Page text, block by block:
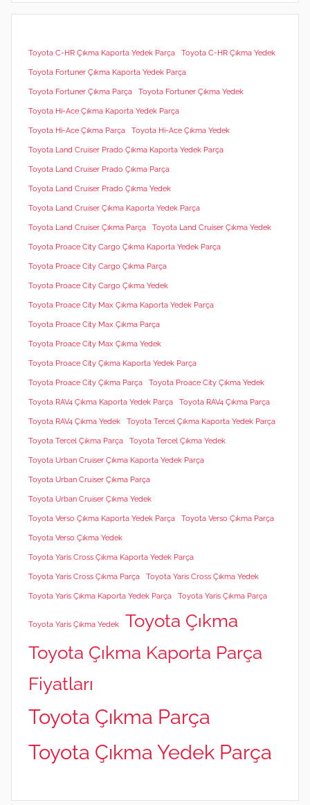
Toyota C-HR Çıkma Kaporta Yedek Parça Toyota C-HR Çıkma Yedek
Toyota Fortuner Çıkma Kaporta Yedek Parça
Toyota Fortuner Çıkma Parça Toyota Fortuner Çıkma Yedek
Toyota Hi-Ace Çıkma Kaporta Yedek Parça
Toyota Hi-Ace Çıkma Parça Toyota Hi-Ace Çıkma Yedek
Toyota Land Cruiser Prado Çıkma Kaporta Yedek Parça
Toyota Land Cruiser Prado Çıkma Parça
Toyota Land Cruiser Prado Çıkma Yedek
Toyota Land Cruiser Çıkma Kaporta Yedek Parça
Toyota Land Cruiser Çıkma Parça Toyota Land Cruiser Çıkma Yedek
Toyota Proace City Cargo Çıkma Kaporta Yedek Parça
Toyota Proace City Cargo Çıkma Parça
Toyota Proace City Cargo Çıkma Yedek
Toyota Proace City Max Çıkma Kaporta Yedek Parça
Toyota Proace City Max Çıkma Parça
Toyota Proace City Max Çıkma Yedek
Toyota Proace City Çıkma Kaporta Yedek Parça
Toyota Proace City Çıkma Parça Toyota Proace City Çıkma Yedek
Toyota RAV4 Çıkma Kaporta Yedek Parça Toyota RAV4 Çıkma Parça
Toyota RAV4 Çıkma Yedek Toyota Tercel Çıkma Kaporta Yedek Parça
Toyota Tercel Çıkma Parça Toyota Tercel Çıkma Yedek
Toyota Urban Cruiser Çıkma Kaporta Yedek Parça
Toyota Urban Cruiser Çıkma Parça
Toyota Urban Cruiser Çıkma Yedek
Toyota Verso Çıkma Kaporta Yedek Parça Toyota Verso Çıkma Parça
Toyota Verso Çıkma Yedek
Toyota Yaris Cross Çıkma Kaporta Yedek Parça
Toyota Yaris Cross Çıkma Parça Toyota Yaris Cross Çıkma Yedek
Toyota Yaris Çıkma Kaporta Yedek Parça Toyota Yaris Çıkma Parça
Toyota Yaris Çıkma Yedek
Toyota Çıkma
Toyota Çıkma Kaporta Parça
Fiyatları
Toyota Çıkma Parça
Toyota Çıkma Yedek Parça